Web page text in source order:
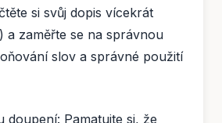
si svůj dopis vícekrát
a zaměřte se na správnou
slov a správné použití
doupení: Pamatujte si, že